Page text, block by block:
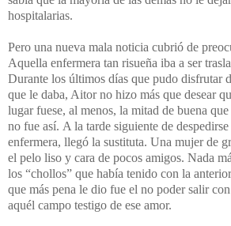
hospitalarias.
Pero una nueva mala noticia cubrió de
Aquella enfermera tan risueña iba a ser
Durante los últimos días que pudo disfrutar
que le daba, Aitor no hizo más que desear
lugar fuese, al menos, la mitad de buena
no fue así. A la tarde siguiente de
enfermera, llegó la sustituta. Una mujer de
el pelo liso y cara de pocos amigos. Nada
los “chollos” que había tenido con la
que más pena le dio fue el no poder salir
aquél campo testigo de ese amor.